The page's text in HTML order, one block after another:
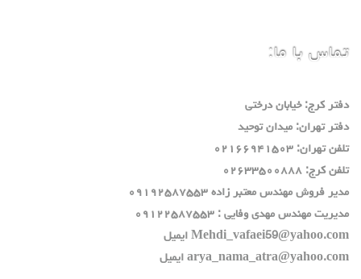
تماس با ما:
دفتر كرج: خيابان درختي
دفتر تهران: ميدان توحيد
تلفن تهران: ٠٢١٦٦٩٤١٥٠٣
تلفن كرج: ٠٢٦٣٣٥٠٠٨٨٨
مدير فروش مهندس معتبر زاده ٠٩١٩٢٥٨٧٥٥٣
مديريت مهندس مهدي وفايي : ٠٩١٢٢٥٨٧٥٥٣
Mehdi_vafaei59@yahoo.com ايميل
arya_nama_atra@yahoo.com ايميل